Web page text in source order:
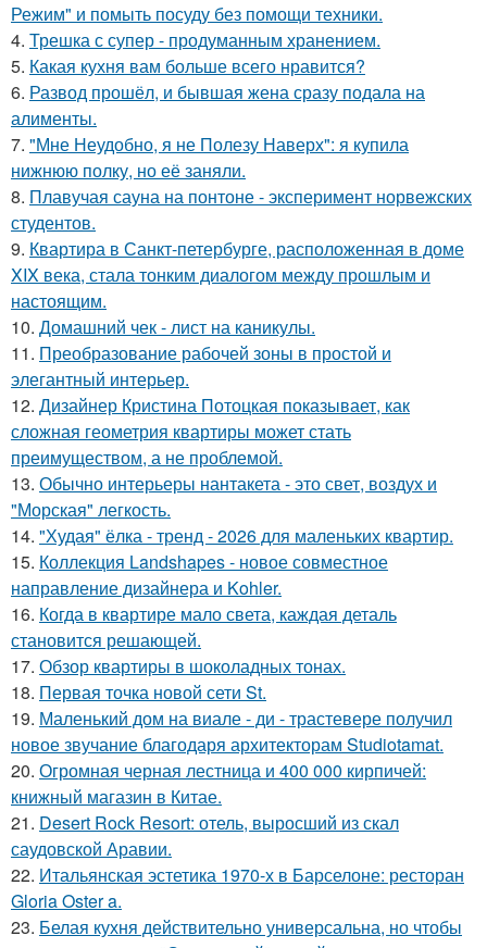
Режим" и помыть посуду без помощи техники.
4. Трешка с супер - продуманным хранением.
5. Какая кухня вам больше всего нравится?
6. Развод прошёл, и бывшая жена сразу подала на
алименты.
7. "Мне Неудобно, я не Полезу Наверх": я купила
нижнюю полку, но её заняли.
8. Плавучая сауна на понтоне - эксперимент норвежских
студентов.
9. Квартира в Санкт-петербурге, расположенная в доме
XIX века, стала тонким диалогом между прошлым и
настоящим.
10. Домашний чек - лист на каникулы.
11. Преобразование рабочей зоны в простой и
элегантный интерьер.
12. Дизайнер Кристина Потоцкая показывает, как
сложная геометрия квартиры может стать
преимуществом, а не проблемой.
13. Обычно интерьеры нантакета - это свет, воздух и
"Морская" легкость.
14. "Худая" ёлка - тренд - 2026 для маленьких квартир.
15. Коллекция Landshapes - новое совместное
направление дизайнера и Kohler.
16. Когда в квартире мало света, каждая деталь
становится решающей.
17. Обзор квартиры в шоколадных тонах.
18. Первая точка новой сети St.
19. Маленький дом на виале - ди - трастевере получил
новое звучание благодаря архитекторам Studiotamat.
20. Огромная черная лестница и 400 000 кирпичей:
книжный магазин в Китае.
21. Desert Rock Resort: отель, выросший из скал
саудовской Аравии.
22. Итальянская эстетика 1970-х в Барселоне: ресторан
Gloria Oster a.
23. Белая кухня действительно универсальна, но чтобы